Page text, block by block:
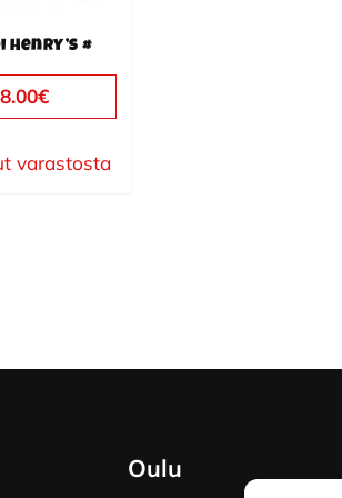
Henry’s #
€
varastosta
Oulu